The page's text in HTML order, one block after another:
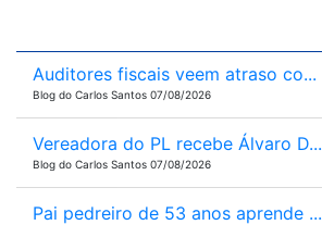
Auditores fiscais veem atraso co...
Blog do Carlos Santos 07/08/2026
Vereadora do PL recebe Álvaro D...
Blog do Carlos Santos 07/08/2026
Pai pedreiro de 53 anos aprende ...